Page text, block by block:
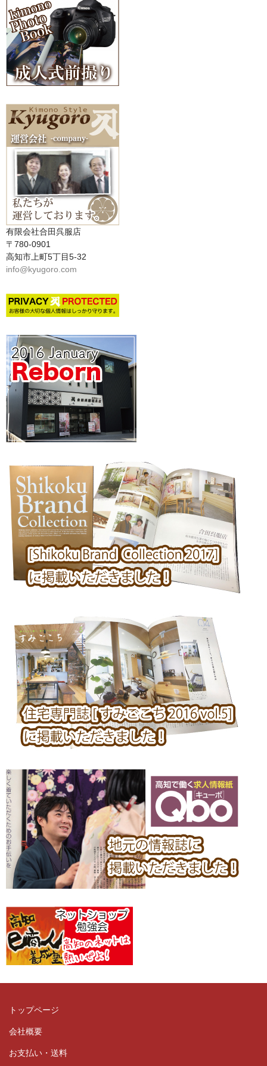
有限会社合田呉服店
〒780-0901
高知市上町5丁目5-32
info@kyugoro.com
トップページ
会社概要
お支払い・送料